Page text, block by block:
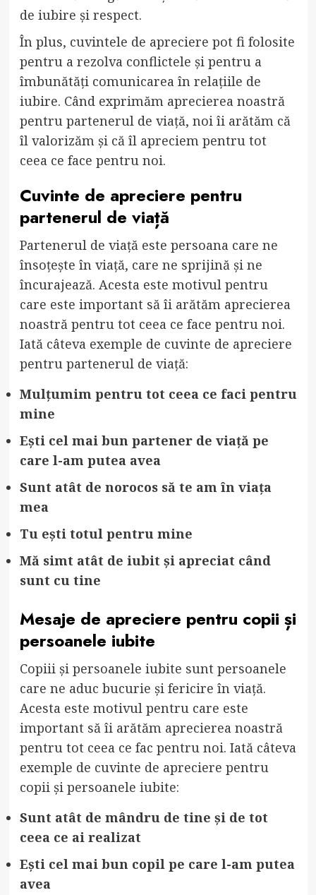
de iubire și respect.
În plus, cuvintele de apreciere pot fi folosite
pentru a rezolva conflictele și pentru a
îmbunătăți comunicarea în relațiile de
iubire. Când exprimăm aprecierea noastră
pentru partenerul de viață, noi îi arătăm că
îl valorizăm și că îl apreciem pentru tot
ceea ce face pentru noi.
Cuvinte de apreciere pentru
partenerul de viață
Partenerul de viață este persoana care ne
însoțește în viață, care ne sprijină și ne
încurajează. Acesta este motivul pentru
care este important să îi arătăm aprecierea
noastră pentru tot ceea ce face pentru noi.
Iată câteva exemple de cuvinte de apreciere
pentru partenerul de viață:
Mulțumim pentru tot ceea ce faci pentru
mine
Ești cel mai bun partener de viață pe
care l-am putea avea
Sunt atât de norocos să te am în viața
mea
Tu ești totul pentru mine
Mă simt atât de iubit și apreciat când
sunt cu tine
Mesaje de apreciere pentru copii și
persoanele iubite
Copiii și persoanele iubite sunt persoanele
care ne aduc bucurie și fericire în viață.
Acesta este motivul pentru care este
important să îi arătăm aprecierea noastră
pentru tot ceea ce fac pentru noi. Iată câteva
exemple de cuvinte de apreciere pentru
copii și persoanele iubite:
Sunt atât de mândru de tine și de tot
ceea ce ai realizat
Ești cel mai bun copil pe care l-am putea
avea